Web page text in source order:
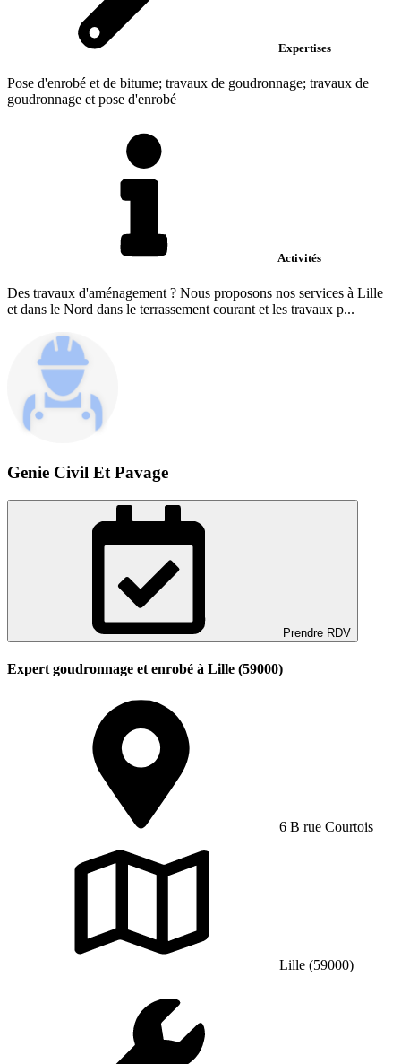
Expertises
Pose d'enrobé et de bitume; travaux de goudronnage; travaux de
goudronnage et pose d'enrobé
Activités
Des travaux d'aménagement ? Nous proposons nos services à Lille
et dans le Nord dans le terrassement courant et les travaux p...
Genie Civil Et Pavage
Prendre RDV
Expert goudronnage et enrobé à Lille (59000)
6 B rue Courtois
Lille (59000)